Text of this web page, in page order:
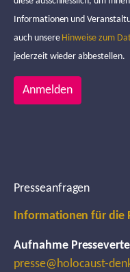
Informationen und
auch unsere Hinweise zum
jederzeit wieder abbestellen.
Anmelden
Presseanfragen
Informationen für die
Aufnahme
presse@holocaust-